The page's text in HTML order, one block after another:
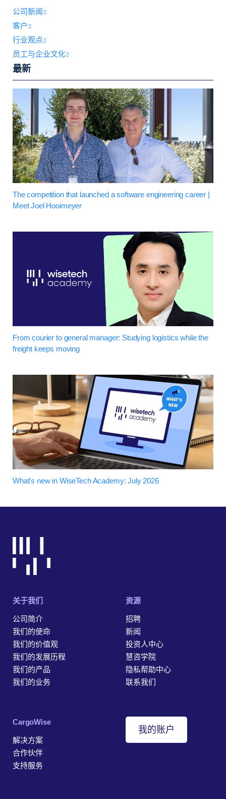
公司新闻
客户
行业观点
员工与企业文化
最新
The competition that launched a software engineering career |
Meet Joel Hooimeyer
From courier to general manager: Studying logistics while the
freight keeps moving
What's new in WiseTech Academy: July 2026
关于我们
公司简介
我们的使命
我们的价值观
我们的发展历程
我们的产品
我们的业务
资源
招聘
新闻
投资人中心
慧咨学院
隐私帮助中心
联系我们
‎CargoWise
解决方案
合作伙伴
支持服务
我的账户